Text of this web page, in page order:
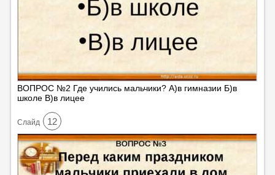
ВОПРОС №2 Где учились мальчики? А)в гимназии Б)в
школе В)в лицее
Cлайд 12